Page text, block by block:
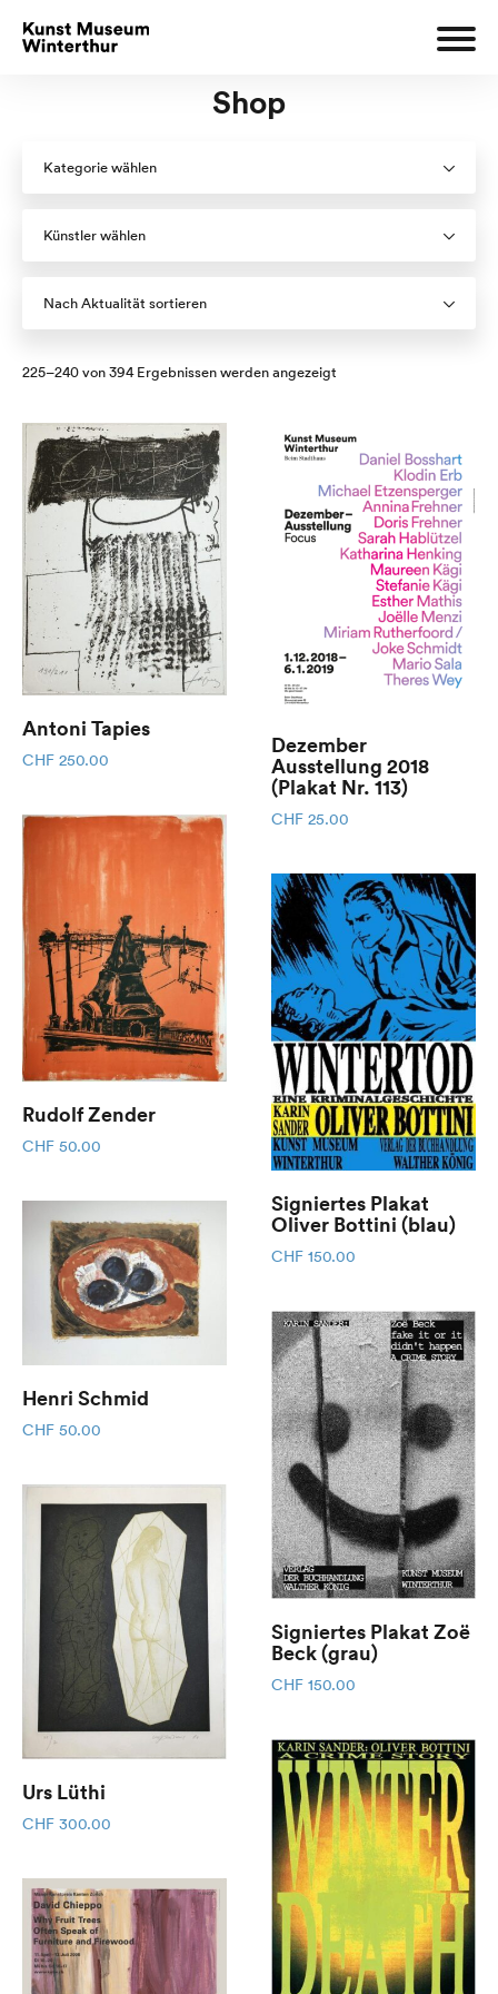
Shop
Kategorie wählen
Künstler wählen
Nach Aktualität sortieren
225–240 von 394 Ergebnissen werden angezeigt
Antoni Tapies
CHF 250.00
Rudolf Zender
CHF 50.00
Henri Schmid
CHF 50.00
Urs Lüthi
CHF 300.00
Dezember
Ausstellung 2018
(Plakat Nr. 113)
CHF 25.00
Signiertes Plakat
Oliver Bottini (blau)
CHF 150.00
Signiertes Plakat Zoë
Beck (grau)
CHF 150.00